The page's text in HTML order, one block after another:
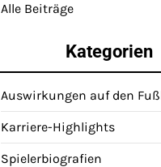
Alle Beiträge
Kategorien
Auswirkungen auf den
Karriere-Highlights
Spielerbiografien